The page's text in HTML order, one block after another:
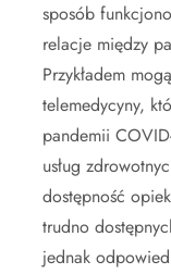
sposób
relacje między
Przykładem
telemedycyny,
pandemii
usług
dostępność
trudno
jednak